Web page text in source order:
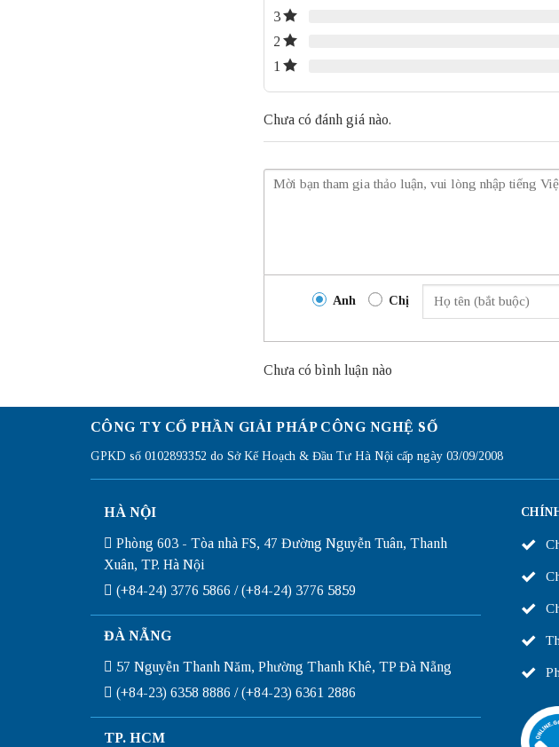
3
2
1
Chưa có đánh giá nào.
Anh Chị
Chưa có bình luận nào
CÔNG TY CỔ PHẦN GIẢI PHÁP CÔNG NGHỆ SỐ
GPKD số 0102893352 do Sở Kế Hoạch & Đầu Tư Hà Nội cấp ngày 03/09/2008
HÀ NỘI
Phòng 603 - Tòa nhà FS, 47 Đường Nguyễn Tuân, Thanh
Xuân, TP. Hà Nội
(+84-24) 3776 5866 / (+84-24) 3776 5859
ĐÀ NẴNG
57 Nguyễn Thanh Năm, Phường Thanh Khê, TP Đà Nẵng
(+84-23) 6358 8886 / (+84-23) 6361 2886
TP. HCM